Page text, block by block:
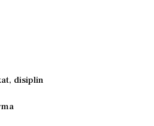
disiplin